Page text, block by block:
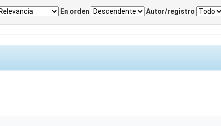
En orden Autor/registro